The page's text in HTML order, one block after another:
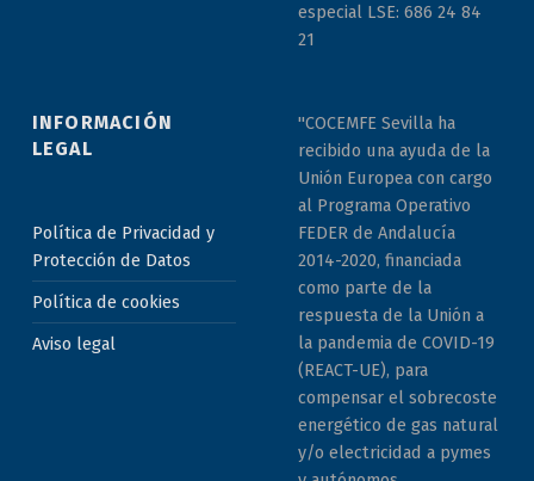
especial LSE: 686 24 84
21
INFORMACIÓN
LEGAL
Política de Privacidad y
Protección de Datos
Política de cookies
Aviso legal
"COCEMFE Sevilla ha
recibido una ayuda de la
Unión Europea con cargo
al Programa Operativo
FEDER de Andalucía
2014-2020, financiada
como parte de la
respuesta de la Unión a
la pandemia de COVID-19
(REACT-UE), para
compensar el sobrecoste
energético de gas natural
y/o electricidad a pymes